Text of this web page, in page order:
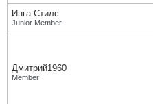
Инга Стилс
Junior Member
Дмитрий1960
Member